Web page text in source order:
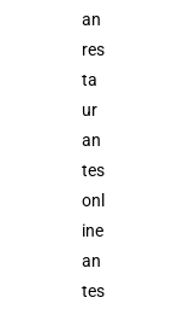
an
res
ta
ur
an
tes
onl
ine
an
tes